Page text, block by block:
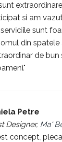
si am
sunt
din spatele
de bun
Petre
Designer, Ma'
concept,